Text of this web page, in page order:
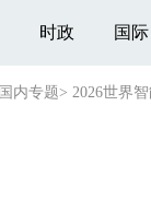
时政 国际
国内专题> 2026世界